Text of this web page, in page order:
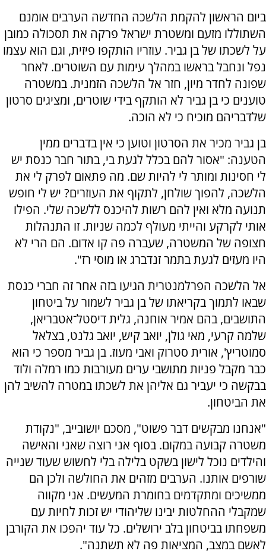
ביום הראשון להקמת הלשכה החדשה הערבים אומנם
השתוללו מזעם ומשטרת ישראל פרקה את תסכולה כמובן
על לשכתו של בן גביר. עוזריו הותקפו פיזית, וגם הוא עצמו
נפל ונחבל בראשו במהלך עימות עם השוטרים. לאחר
שפונה לחדר מיון, חזר אל הלשכה הזמנית. במשטרה
טוענים כי בן גביר לא הותקף בידי שוטרים, ומציגים סרטון
שלדבריהם מוכיח כי לא הוכה.
בן גביר מכיר את הסרטון וטוען כי אין בדברים ממין
הטענה: "אסור להם בכלל לגעת בי, בתור חבר כנסת יש
לי חסינות ומותר לי להיות שם. מה פתאום לפרק לי את
הלשכה, להפוך שולחן, לתקוף את העוזרים? יש לי חופש
תנועה מלא ואין להם רשות להיכנס ללשכה שלי. הפילו
אותי לקרקע והייתי מעולף לכמה שניות. זו התנהלות
חצופה של המשטרה, שעברה פה קו אדום. הם הרי לא
היו מעזים לגעת בתמר זנדברג או מוסי רז".
אל הלשכה הפרלמנטרית הגיעו בזה אחר זה חברי כנסת
שבאו לתמוך בקריאתו של בן גביר לשמור על ביטחון
התושבים, בהם אמיר אוחנה, גלית דיסטל־אטבריאן,
שלמה קרעי, מאי גולן, יואב קיש, יואב גלנט, בצלאל
סמוטריץ', אורית סטרוק ואבי מעוז. בן גביר מספר כי הוא
כבר מקבל פניות מתושבי ערים מעורבות כמו רמלה ולוד
בבקשה כי יעביר גם אליהן את לשכתו במטרה להשיב להן
את הביטחון.
"אנחנו מבקשים דבר פשוט", מסכם יושובייב, "נקודת
משטרה קבועה במקום. בסוף אני רוצה שאני והאישה
והילדים נוכל לישון בשקט בלילה בלי לחשוש שעוד שנייה
שורפים אותנו. הערבים מזהים את החולשה ולכן הם
ממשיכים ומתקדמים בחומרת המעשים. אני מקווה
שמקבלי ההחלטות יבינו שליהודי יש זכות לחיות עם
משפחתו בביטחון בלב ירושלים. כל עוד יהפכו את הקורבן
לאשם במצב, המציאות פה לא תשתנה".